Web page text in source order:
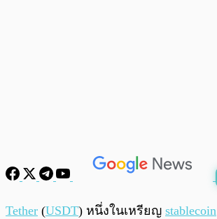
Tether (USDT) หนึ่งในเหรียญ stablecoin